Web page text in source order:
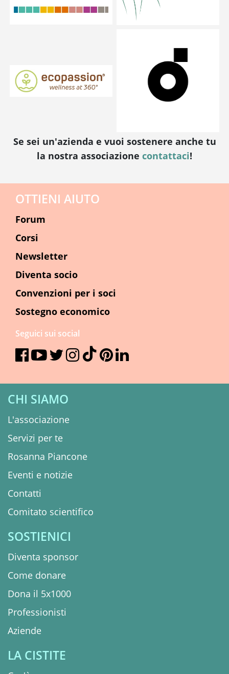
Se sei un'azienda e vuoi sostenere anche tu
la nostra associazione contattaci!
CHI SIAMO
L'associazione
Servizi per te
Rosanna Piancone
Eventi e notizie
Contatti
Comitato scientifico
SOSTIENICI
Diventa sponsor
Come donare
Dona il 5x1000
Professionisti
Aziende
LA CISTITE
OTTIENI AIUTO
Forum
Corsi
Newsletter
Diventa socio
Convenzioni per i soci
Sostegno economico
Seguici sui social